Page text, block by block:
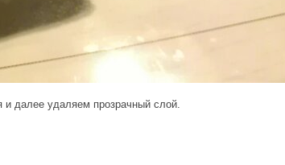
и далее удаляем прозрачный слой.